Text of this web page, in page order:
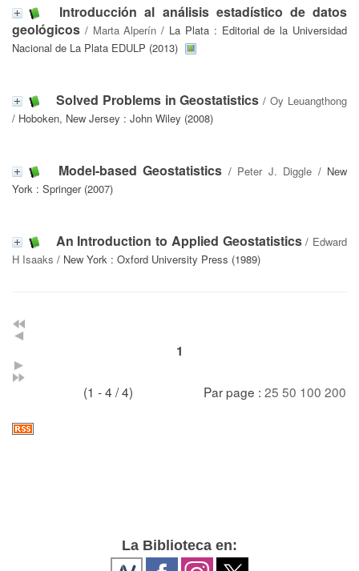
Introducción al análisis estadístico de datos
geológicos / Marta Alperín / La Plata : Editorial de la Universidad
Nacional de La Plata EDULP (2013)
Solved Problems in Geostatistics /Oy Leuangthong
/ Hoboken, New Jersey : John Wiley (2008)
Model-based Geostatistics / Peter J. Diggle / New
York : Springer (2007)
An Introduction to Applied Geostatistics/ Edward
H Isaaks / New York : Oxford University Press (1989)
1
(1 - 4 / 4) Par page : 25 50 100 200
La Biblioteca en: